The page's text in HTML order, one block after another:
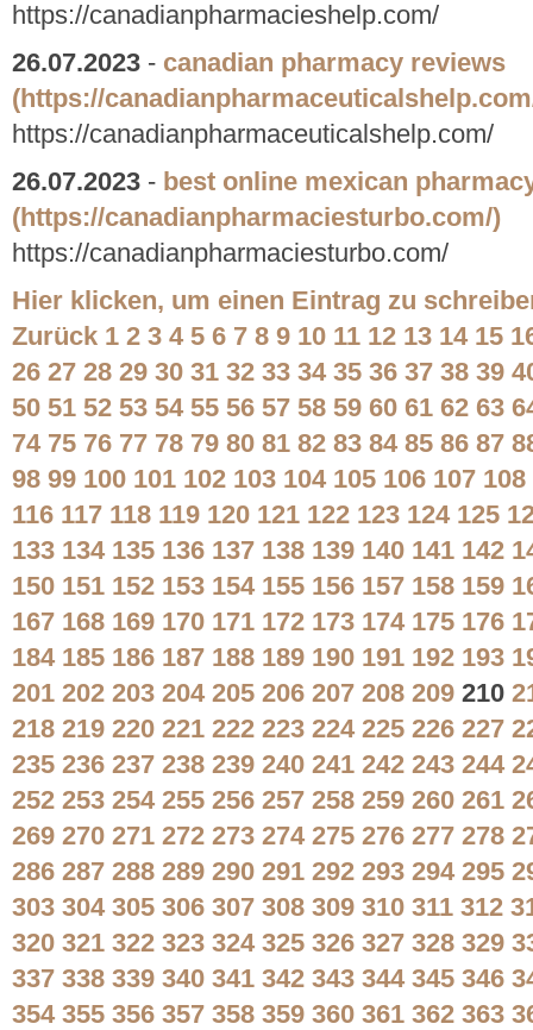
https://canadianpharmacieshelp.com/
26.07.2023 - canadian pharmacy reviews
(https://
https://canadianpharmaceuticalshelp.com/
26.07.2023 - best online mexican
(https://canadianpharmaciesturbo.com/)
https://canadianpharmaciesturbo.com/
Hier klicken, um einen Eintrag zu
Zurück 1 2 3 4 5 6 7 8 9 10 11 12 13 14 15
26 27 28 29 30 31 32 33 34 35 36 37 38 39
50 51 52 53 54 55 56 57 58 59 60 61 62 63
74 75 76 77 78 79 80 81 82 83 84 85 86 87
98 99 100 101 102 103 104 105 106 107 108
116 117 118 119 120 121 122 123 124 125
133 134 135 136 137 138 139 140 141 142
150 151 152 153 154 155 156 157 158 159
167 168 169 170 171 172 173 174 175 176
184 185 186 187 188 189 190 191 192 193
201 202 203 204 205 206 207 208 209 210
218 219 220 221 222 223 224 225 226 227
235 236 237 238 239 240 241 242 243 244
252 253 254 255 256 257 258 259 260 261
269 270 271 272 273 274 275 276 277 278
286 287 288 289 290 291 292 293 294 295
303 304 305 306 307 308 309 310 311 312
320 321 322 323 324 325 326 327 328 329
337 338 339 340 341 342 343 344 345 346
354 355 356 357 358 359 360 361 362 363